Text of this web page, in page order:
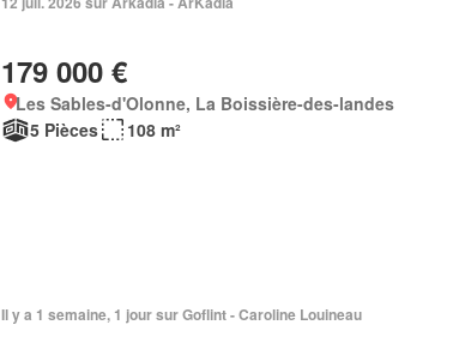
179 000 €
Les Sables-d'Olonne, La Boissière-des-landes
5 Pièces
108 m²
Il y a 1 semaine, 1 jour sur Goflint - Caroline Louineau